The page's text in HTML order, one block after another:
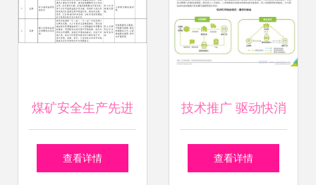
煤矿安全生产先进
适用技术推广目录
查看详情
技术推广 驱动快消
品B2B行业升级的
查看详情